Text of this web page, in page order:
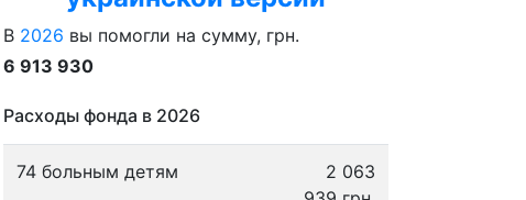
В 2026 вы помогли на сумму, грн.
6 913 930
Расходы фонда в 2026
74 больным детям
2 063